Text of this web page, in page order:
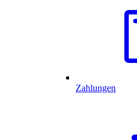
Zahlungen